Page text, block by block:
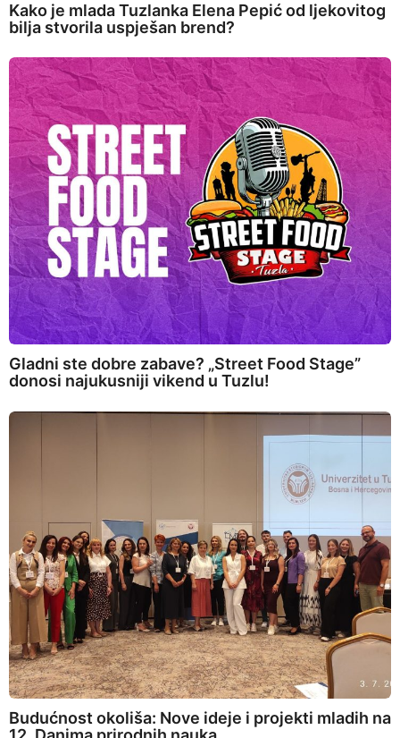
Kako je mlada Tuzlanka Elena Pepić od ljekovitog
bilja stvorila uspješan brend?
Gladni ste dobre zabave? „Street Food Stage”
donosi najukusniji vikend u Tuzlu!
Budućnost okoliša: Nove ideje i projekti mladih na